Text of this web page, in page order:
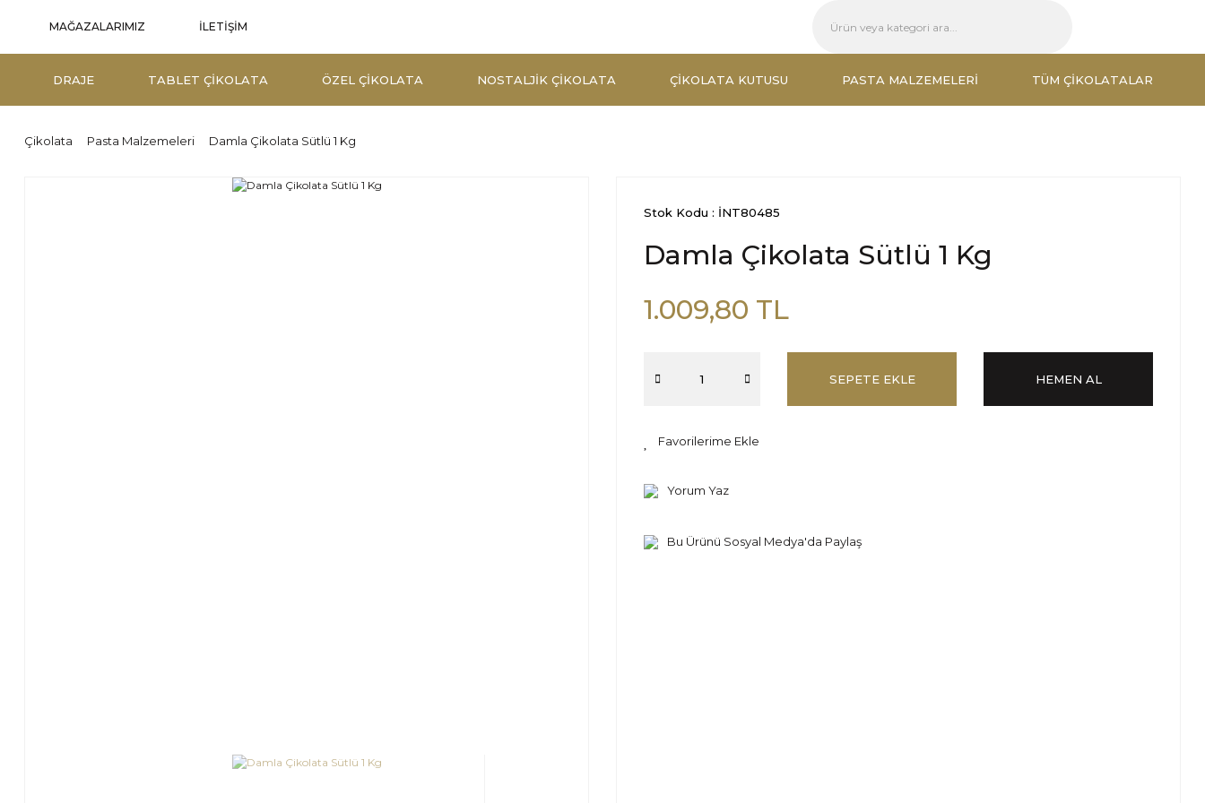
MAĞAZALARIMIZ İLETİŞİM
DRAJE TABLET ÇIKOLATA ÖZEL ÇIKOLATA NOSTALJIK ÇIKOLATA ÇIKOLATA KUTUSU PASTA MALZEMELERI TÜM ÇIKOLATALAR
Çikolata Pasta Malzemeleri Damla Çikolata Sütlü 1 Kg
Stok Kodu : İNT80485
Damla Çikolata Sütlü 1 Kg
1.009,80 TL
SEPETE EKLE HEMEN AL
Yorum Yaz
Bu Ürünü Sosyal Medya'da Paylaş